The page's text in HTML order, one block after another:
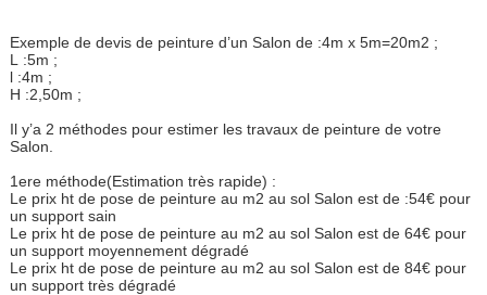
Exemple de devis de peinture d’un Salon de :4m x 5m=20m2 ;
L :5m ;
l :4m ;
H :2,50m ;
Il y’a 2 méthodes pour estimer les travaux de peinture de votre
Salon.
1ere méthode(Estimation très rapide) :
Le prix ht de pose de peinture au m2 au sol Salon est de :54€ pour
un support sain
Le prix ht de pose de peinture au m2 au sol Salon est de 64€ pour
un support moyennement dégradé
Le prix ht de pose de peinture au m2 au sol Salon est de 84€ pour
un support très dégradé